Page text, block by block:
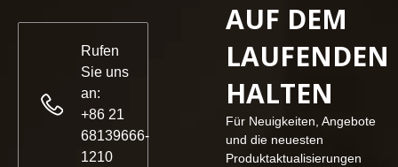
Rufen
Sie uns
an:
+86 21
68139666-
1210
AUF DEM
LAUFENDEN
HALTEN
Für Neuigkeiten, Angebote
und die neuesten
Produktaktualisierungen